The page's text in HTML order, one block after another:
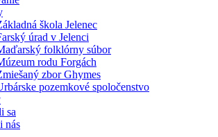
škola Jelenec
úrad v Jelenci
folklórny súbor
rodu Forgách
zbor Ghymes
pozemkové spoločenstvo
sa
nás